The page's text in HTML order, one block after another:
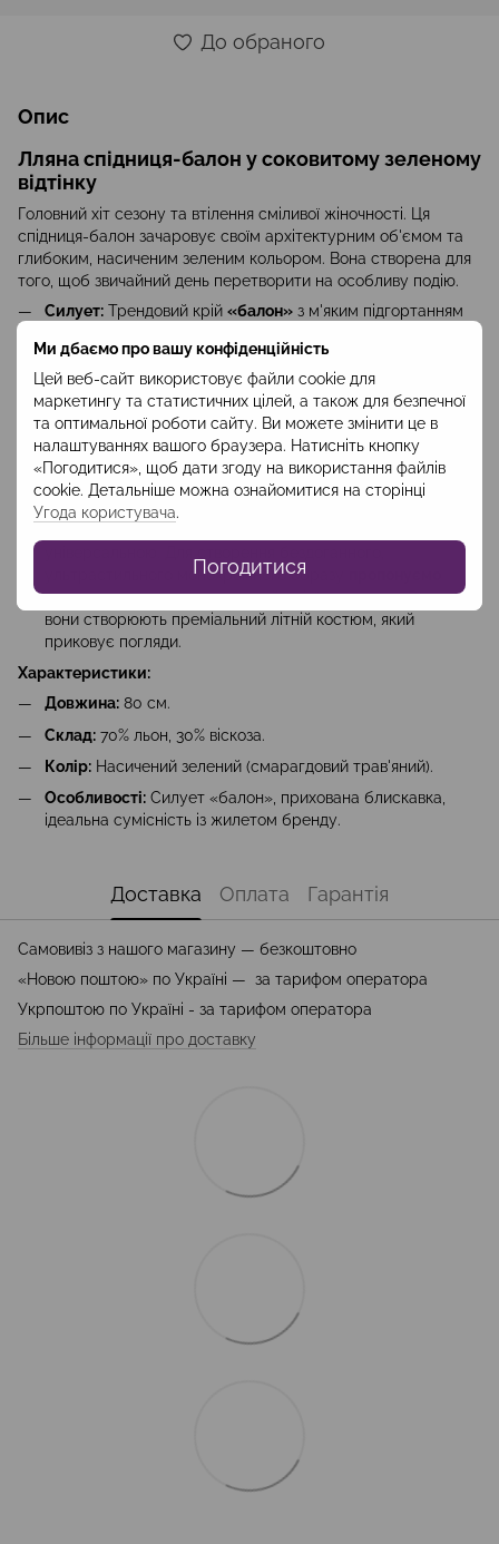
Ми дбаємо про вашу конфіденційність
Цей веб-сайт використовує файли cookie для
маркетингу та статистичних цілей, а також для безпечної
та оптимальної роботи сайту. Ви можете змінити це в
налаштуваннях вашого браузера. Натисніть кнопку
«Погодитися», щоб дати згоду на використання файлів
cookie. Детальніше можна ознайомитися на сторінці
Угода користувача.
Погодитися
До обраного
Опис
Лляна спідниця-балон у соковитому зеленому
відтінку
Головний хіт сезону та втілення сміливої жіночності. Ця
спідниця-балон зачаровує своїм архітектурним об'ємом та
глибоким, насиченим зеленим кольором. Вона створена для
того, щоб звичайний день перетворити на особливу подію.
Силует: Трендовий крій «балон» з м'яким підгортанням
лінія талії без зайвих деталей балансує пишність спідниці,
роблячи силует неймовірно витонченим.
Тканина: Благородний мікс льону (70%) та віскози (30%)
Високий вміст льону дозволяє тримати фірмову форму
«балона» та додає текстурності, а віскоза пом'якшує
матеріал, роблячи його приємним до тіла та стійкішим до
зминання.
ультрастильного монохромного образу
додати жилет у тон, виконаний з тієї ж тканини. Разом
вони створюють преміальний літній костюм, який
приковує погляди.
Характеристики:
Довжина: 80 см.
Склад: 70% льон, 30% віскоза.
Колір: Насичений зелений (смарагдовий трав'яний).
Особливості: Силует «балон», прихована блискавка,
ідеальна сумісність із жилетом бренду.
Доставка Оплата Гарантія
Самовивіз з нашого магазину — безкоштовно
«Новою поштою» по Україні — за тарифом оператора
Укрпоштою по Україні - за тарифом оператора
Більше інформації про доставку